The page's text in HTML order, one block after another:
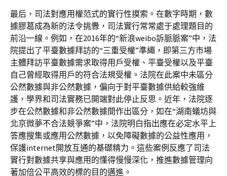
最后，司法對應用權范式的實行性摸索。在數字時期，數
據膠葛成為新的法令挑釁，司法實行常常處于處理題目的
前沿一線。例如，在2016年的“新浪weibo訴脈脈案”中，法
院提出了平臺數據拜訪的“三重受權”準繩，即第三方市場
主體拜訪平臺數據需求取得用戶受權、平臺受權以及平臺
自己曾經取得用戶的符合法規受權。法院在此案中未區分
公然數據與非公然數據，偏向于對平臺數據供給較強維
護，學界和司法實務已開端對此停止反思。近年，法院逐
步在公然數據和非公然數據間作出區分，如在“湖南蟻坊與
北京微夢不合法競爭案”中，法院明白指出應在必定水平上
答應搜集或應用公然數據，以免障礙數據的公益性應用，
保護internet開放互通的基礎精力。這些案例反應了司法
實行對數據共享與應用的懂得慢慢深化，推進數據管理向
著加倍公平高效的標的目的邁進。